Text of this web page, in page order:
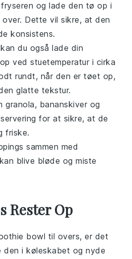
og lade den tø op i
Dette vil sikre, at den
konsistens.
du også lade din
ved stuetemperatur i cirka
rundt, når den er tøet op,
glatte tekstur.
granola, bananskiver og
for at sikre, at de
friske.
sammen med
blive bløde og miste
Rester Op
bowl til overs, er det
den i køleskabet og nyde